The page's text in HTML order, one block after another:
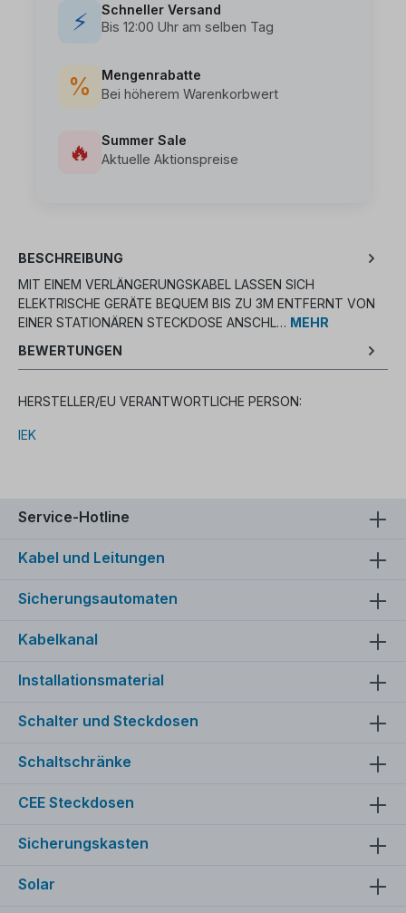
⚡
Schneller Versand
Bis 12:00 Uhr am selben Tag
%
Mengenrabatte
Bei höherem Warenkorbwert
🔥
Summer Sale
Aktuelle Aktionspreise
BESCHREIBUNG
MIT EINEM VERLÄNGERUNGSKABEL LASSEN SICH
ELEKTRISCHE GERÄTE BEQUEM BIS ZU 3M ENTFERNT VON
EINER STATIONÄREN STECKDOSE ANSCHL… MEHR
BEWERTUNGEN
HERSTELLER/EU VERANTWORTLICHE PERSON:
IEK
Service-Hotline
Kabel und Leitungen
Sicherungsautomaten
Kabelkanal
Installationsmaterial
Schalter und Steckdosen
Schaltschränke
CEE Steckdosen
Sicherungskasten
Solar